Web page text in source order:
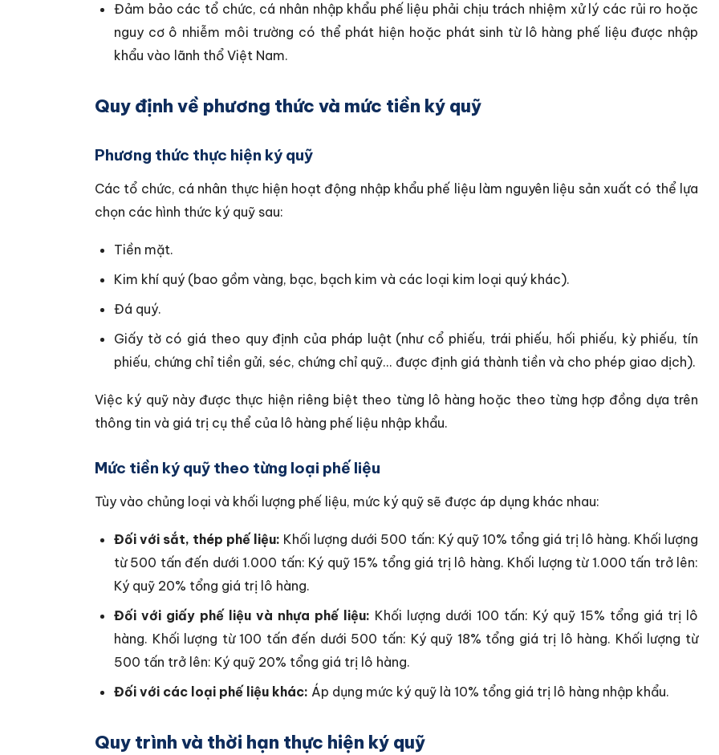
Đảm bảo các tổ chức, cá nhân nhập khẩu phế liệu phải chịu trách nhiệm xử lý các rủi ro hoặc
nguy cơ ô nhiễm môi trường có thể phát hiện hoặc phát sinh từ lô hàng phế liệu được nhập
khẩu vào lãnh thổ Việt Nam.
Quy định về phương thức và mức tiền ký quỹ
Phương thức thực hiện ký quỹ
Các tổ chức, cá nhân thực hiện hoạt động nhập khẩu phế liệu làm nguyên liệu sản xuất có thể lựa
chọn các hình thức ký quỹ sau:
Tiền mặt.
Kim khí quý (bao gồm vàng, bạc, bạch kim và các loại kim loại quý khác).
Đá quý.
Giấy tờ có giá theo quy định của pháp luật (như cổ phiếu, trái phiếu, hối phiếu, kỳ phiếu, tín
phiếu, chứng chỉ tiền gửi, séc, chứng chỉ quỹ... được định giá thành tiền và cho phép giao dịch).
Việc ký quỹ này được thực hiện riêng biệt theo từng lô hàng hoặc theo từng hợp đồng dựa trên
thông tin và giá trị cụ thể của lô hàng phế liệu nhập khẩu.
Mức tiền ký quỹ theo từng loại phế liệu
Tùy vào chủng loại và khối lượng phế liệu, mức ký quỹ sẽ được áp dụng khác nhau:
Đối với sắt, thép phế liệu: Khối lượng dưới 500 tấn: Ký quỹ 10% tổng giá trị lô hàng. Khối lượng
từ 500 tấn đến dưới 1.000 tấn: Ký quỹ 15% tổng giá trị lô hàng. Khối lượng từ 1.000 tấn trở lên:
Ký quỹ 20% tổng giá trị lô hàng.
Đối với giấy phế liệu và nhựa phế liệu: Khối lượng dưới 100 tấn: Ký quỹ 15% tổng giá trị lô
hàng. Khối lượng từ 100 tấn đến dưới 500 tấn: Ký quỹ 18% tổng giá trị lô hàng. Khối lượng từ
500 tấn trở lên: Ký quỹ 20% tổng giá trị lô hàng.
Đối với các loại phế liệu khác: Áp dụng mức ký quỹ là 10% tổng giá trị lô hàng nhập khẩu.
Quy trình và thời hạn thực hiện ký quỹ